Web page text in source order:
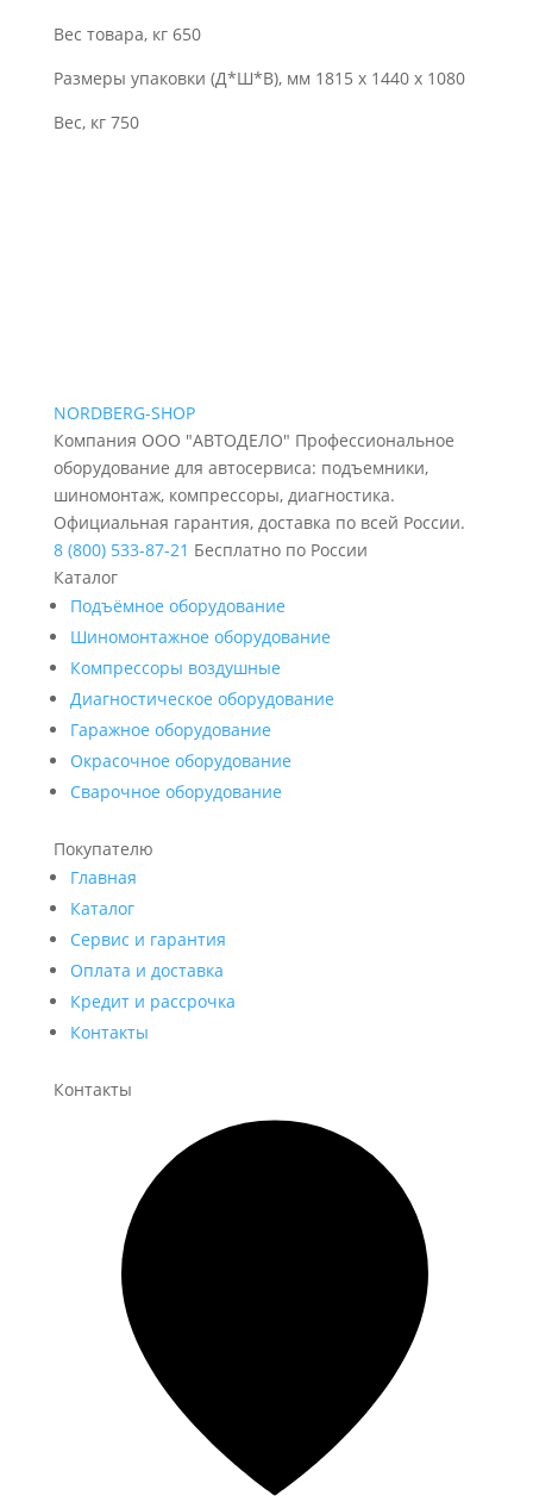
Вес товара, кг 650
Размеры упаковки (Д*Ш*В), мм 1815 x 1440 x 1080
Вес, кг 750
NORDBERG-SHOP
Компания ООО "АВТОДЕЛО" Профессиональное
оборудование для автосервиса: подъемники,
шиномонтаж, компрессоры, диагностика.
Официальная гарантия, доставка по всей России.
8 (800) 533-87-21 Бесплатно по России
Каталог
Подъёмное оборудование
Шиномонтажное оборудование
Компрессоры воздушные
Диагностическое оборудование
Гаражное оборудование
Окрасочное оборудование
Сварочное оборудование
Покупателю
Главная
Каталог
Сервис и гарантия
Оплата и доставка
Кредит и рассрочка
Контакты
Контакты